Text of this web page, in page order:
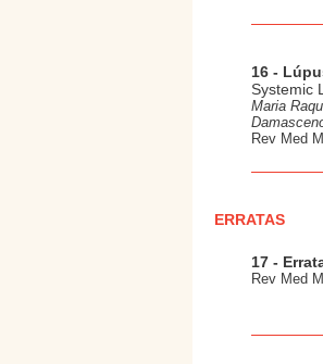
16 -
Systemic
Maria
Rev Med
ERRATAS
17 -
Rev Med